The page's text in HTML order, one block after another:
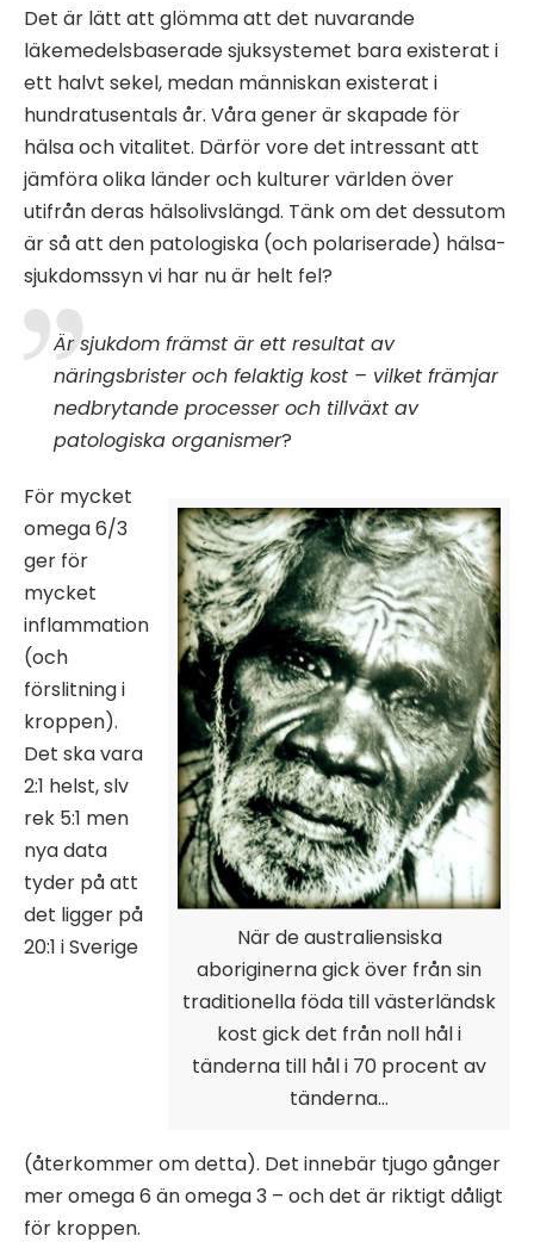
Det är lätt att glömma att det nuvarande
läkemedelsbaserade sjuksystemet bara existerat i
ett halvt sekel, medan människan existerat i
hundratusentals år. Våra gener är skapade för
hälsa och vitalitet. Därför vore det intressant att
jämföra olika länder och kulturer världen över
utifrån deras hälsolivslängd. Tänk om det dessutom
är så att den patologiska (och polariserade) hälsa-
sjukdomssyn vi har nu är helt fel?
Är sjukdom främst är ett resultat av
näringsbrister och felaktig kost – vilket främjar
nedbrytande processer och tillväxt av
patologiska organismer?
När de australiensiska
aboriginerna gick över från sin
traditionella föda till västerländsk
kost gick det från noll hål i
tänderna till hål i 70 procent av
tänderna…
För mycket
omega 6/3
ger för
mycket
inflammation
(och
förslitning i
kroppen).
Det ska vara
2:1 helst, slv
rek 5:1 men
nya data
tyder på att
det ligger på
20:1 i Sverige
(återkommer om detta). Det innebär tjugo gånger
mer omega 6 än omega 3 – och det är riktigt dåligt
för kroppen.